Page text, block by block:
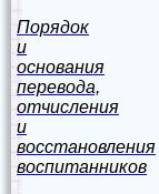
Порядок
и
основания
перевода,
отчисления
и
восстановления
воспитанников